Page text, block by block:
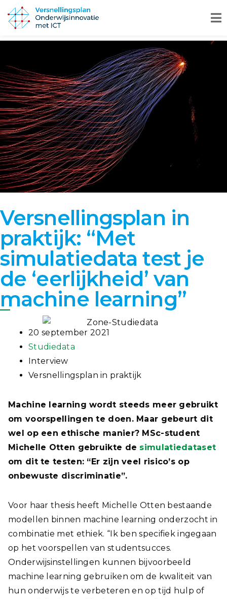
Versnellingsplan in
praktijk: “Met
simulatiedata test je
de ‘eerlijkheid’ van
machine learning”
20 september 2021
Studiedata
Interview
Versnellingsplan in praktijk
Machine learning wordt steeds meer gebruikt
om voorspellingen te doen. Maar gebeurt dit
wel op een ethische manier? MSc-student
Michelle Otten gebruikte de simulatiedataset
om dit te testen: “Er zijn veel risico’s op
onbewuste discriminatie”.
Voor haar thesis heeft Michelle Otten bestaande
modellen binnen machine learning onderzocht in
combinatie met ethiek. “Ik ben specifiek ingegaan
op het voorspellen van studentsucces.
Onderwijsinstellingen kunnen bijvoorbeeld
machine learning gebruiken om de kwaliteit van
hun onderwijs te verbeteren en op tijd hulp of